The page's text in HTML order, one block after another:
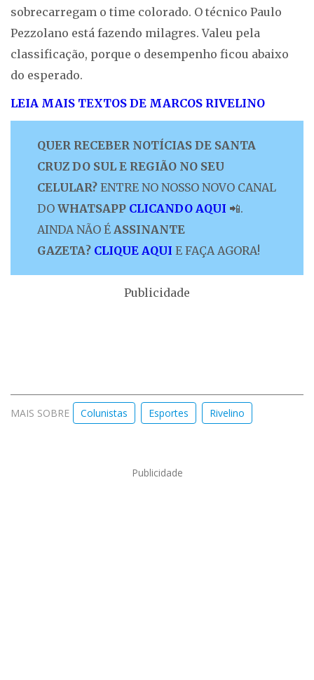
sobrecarregam o time colorado. O técnico Paulo
Pezzolano está fazendo milagres. Valeu pela
classificação, porque o desempenho ficou abaixo
do esperado.
LEIA MAIS TEXTOS DE MARCOS RIVELINO
QUER RECEBER NOTÍCIAS DE SANTA
CRUZ DO SUL E REGIÃO NO SEU
CELULAR? ENTRE NO NOSSO NOVO CANAL
DO WHATSAPP CLICANDO AQUI 📲.
AINDA NÃO É ASSINANTE
GAZETA? CLIQUE AQUI E FAÇA AGORA!
Publicidade
MAIS SOBRE Colunistas Esportes Rivelino
Publicidade